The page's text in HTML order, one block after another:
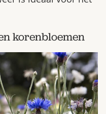
korenbloemen